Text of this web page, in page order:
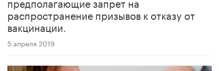
распространение призывов к отказу от
вакцинации.
5 апреля 2019